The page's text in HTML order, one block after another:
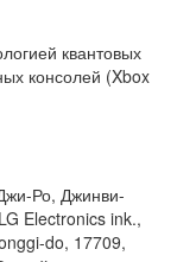
квантовых
консолей (Xbox
Ро, Джинви-
Electronics ink.,
do, 17709,